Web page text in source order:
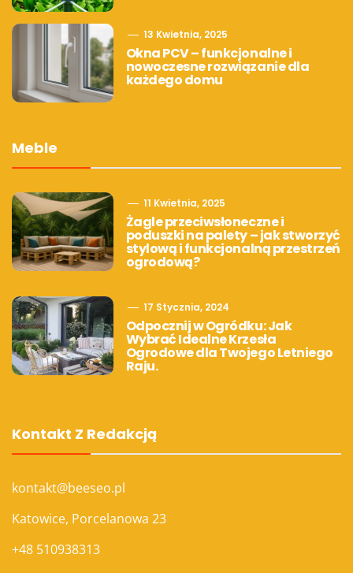
13 Kwietnia, 2025
Okna PCV – funkcjonalne i
nowoczesne rozwiązanie dla
każdego domu
Meble
11 Kwietnia, 2025
Żagle przeciwsłoneczne i
poduszki na palety – jak stworzyć
stylową i funkcjonalną przestrzeń
ogrodową?
17 Stycznia, 2024
Odpocznij w Ogródku: Jak
Wybrać Idealne Krzesła
Ogrodowe dla Twojego Letniego
Raju.
Kontakt Z Redakcją
kontakt@beeseo.pl
Katowice, Porcelanowa 23
+48 510938313